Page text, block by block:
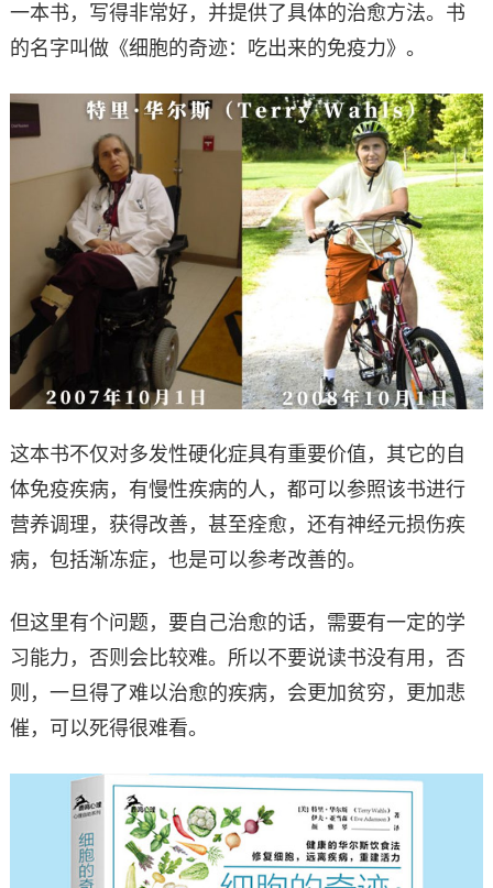
一本书，写得非常好，并提供了具体的治愈方法。书
的名字叫做《细胞的奇迹：吃出来的免疫力》。
这本书不仅对多发性硬化症具有重要价值，其它的自
体免疫疾病，有慢性疾病的人，都可以参照该书进行
营养调理，获得改善，甚至痊愈，还有神经元损伤疾
病，包括渐冻症，也是可以参考改善的。
但这里有个问题，要自己治愈的话，需要有一定的学
习能力，否则会比较难。所以不要说读书没有用，否
则，一旦得了难以治愈的疾病，会更加贫穷，更加悲
催，可以死得很难看。